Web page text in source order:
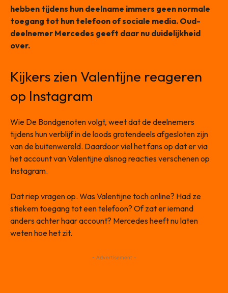
hebben tijdens hun deelname immers geen normale
toegang tot hun telefoon of sociale media. Oud-
deelnemer Mercedes geeft daar nu duidelijkheid
over.
Kijkers zien Valentijne reageren
op Instagram
Wie De Bondgenoten volgt, weet dat de deelnemers
tijdens hun verblijf in de loods grotendeels afgesloten zijn
van de buitenwereld. Daardoor viel het fans op dat er via
het account van Valentijne alsnog reacties verschenen op
Instagram.
Dat riep vragen op. Was Valentijne toch online? Had ze
stiekem toegang tot een telefoon? Of zat er iemand
anders achter haar account? Mercedes heeft nu laten
weten hoe het zit.
- Advertisement -